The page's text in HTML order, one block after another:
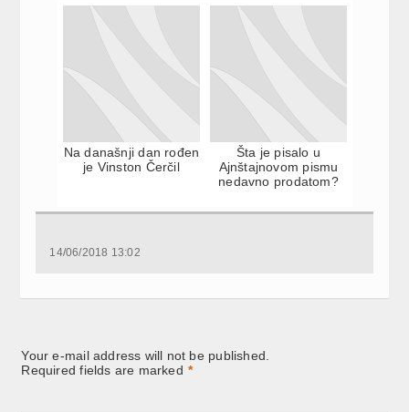
Na današnji dan rođen
je Vinston Čerčil
Šta je pisalo u
Ajnštajnovom pismu
nedavno prodatom?
14/06/2018 13:02
Your e-mail address will not be published.
Required fields are marked *